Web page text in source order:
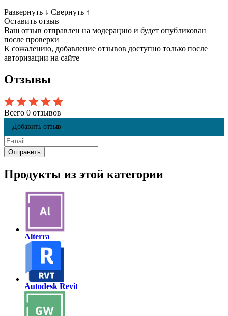
Развернуть ↓ Свернуть ↑
Оставить отзыв
Ваш отзыв отправлен на модерацию и будет опубликован
после проверки
К сожалению, добавление отзывов доступно только после
авторизации на сайте
Отзывы
Всего 0 отзывов
Добавить отзыв
Продукты из этой категории
Alterra
Autodesk Revit